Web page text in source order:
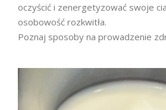
oczyścić i zenergetyzować swoje
osobowość rozkwitła.
Poznaj sposoby na prowadzenie